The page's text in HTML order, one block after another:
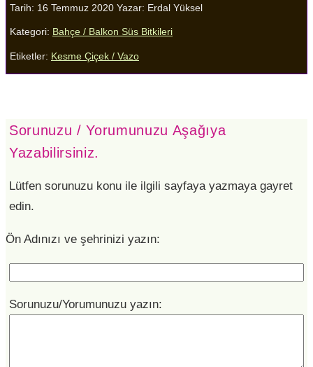
Tarih: 16 Temmuz 2020 Yazar: Erdal Yüksel
Kategori: Bahçe / Balkon Süs Bitkileri
Etiketler: Kesme Çiçek / Vazo
Sorunuzu / Yorumunuzu Aşağıya
Yazabilirsiniz.
Lütfen sorunuzu konu ile ilgili sayfaya yazmaya gayret
edin.
Ön Adınızı ve şehrinizi yazın:
Sorunuzu/Yorumunuzu yazın: